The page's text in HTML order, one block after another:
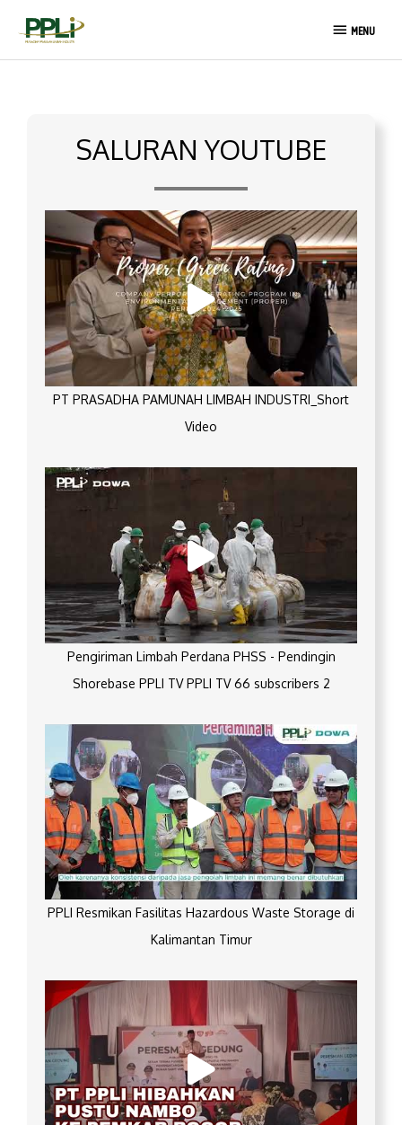
MENU
MENU
SALURAN YOUTUBE
PT PRASADHA PAMUNAH LIMBAH INDUSTRI_Short
Video
Pengiriman Limbah Perdana PHSS - Pendingin
Shorebase PPLI TV PPLI TV 66 subscribers 2
PPLI Resmikan Fasilitas Hazardous Waste Storage di
Kalimantan Timur